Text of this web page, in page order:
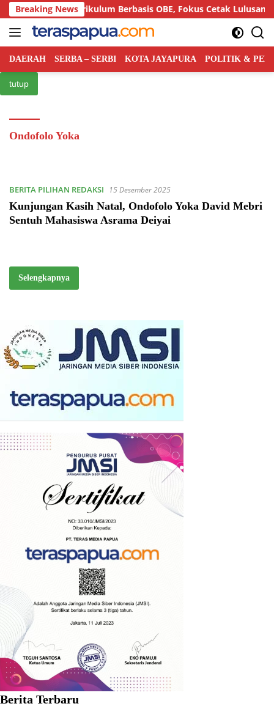
Langsung
ke
konten
Breaking News
Kurikulum Berbasis OBE, Fokus Cetak Lulusan Hukum
DAERAH SERBA – SERBI KOTA JAYAPURA POLITIK &
tutup
Ondofolo Yoka
BERITA PILIHAN REDAKSI 15 Desember 2025
Kunjungan Kasih Natal, Ondofolo Yoka David Mebri
Sentuh Mahasiswa Asrama Deiyai
Selengkapnya
Berita Terbaru